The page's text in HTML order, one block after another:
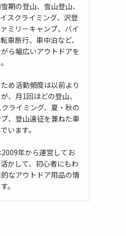
期の登山、雪山登山、
スクライミング、沢登
ミリーキャンプ、バイ
車旅行、車中泊など、
ら幅広いアウトドアを
め活動頻度は以前より
、月1回ほどの登山、
ライミング、夏・秋の
、登山遠征を兼ねた車
います。
年から運営してお
かして、初心者にもわ
なアウトドア用品の情
。